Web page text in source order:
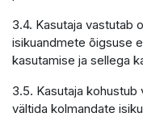
3.4. Kasutaja vastutab
isikuandmete õigsuse
kasutamise ja sellega
3.5. Kasutaja
vältida kolmandate